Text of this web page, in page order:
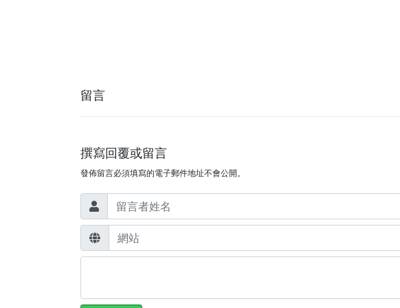
留言
撰寫回覆或留言
發佈留言必須填寫的電子郵件地址不會公開。